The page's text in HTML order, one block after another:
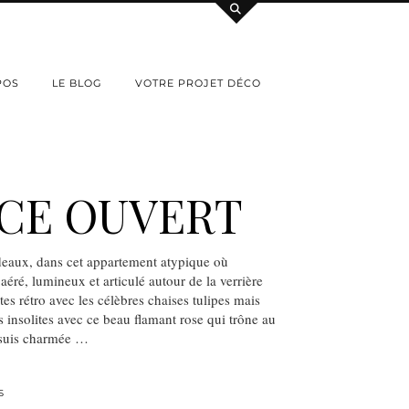
LE BLOG VOTRE PROJET DÉCO
OUVERT
dans cet appartement atypique où
lumineux et articulé autour de la verrière
rétro avec les célèbres chaises tulipes mais
insolites avec ce beau flamant rose qui trône au
charmée …